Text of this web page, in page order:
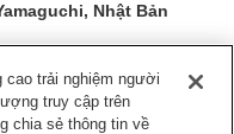
Nhật Bản
cao trải nghiệm người
truy cập trên
chia sẻ thông tin về